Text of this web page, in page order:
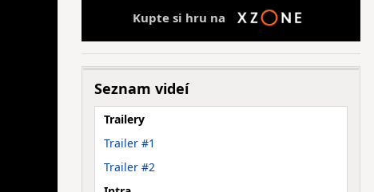
Kupte si hru na
Seznam videí
Trailery
Trailer #1
Trailer #2